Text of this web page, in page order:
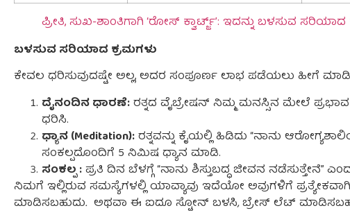
ಪ್ರೀತಿ, ಸುಖ-ಶಾಂತಿಗಾಗಿ ‘ರೋಸ್ ಕ್ವಾರ್ಟ್ಜ್’: ಇದನ್ನು ಬಳಸುವ
ಬಳಸುವ ಸರಿಯಾದ ಕ್ರಮಗಳು
ಕೇವಲ ಧರಿಸುವುದಷ್ಟೇ ಅಲ್ಲ, ಅದರ ಸಂಪೂರ್ಣ ಲಾಭ ಪಡೆಯಲು ಹೀಗೆ
ದೈನಂದಿನ ಧಾರಣೆ:ರತ್ನದ ವೈಬ್ರೇಷನ್ ನಿಮ್ಮ ಮನಸ್ಸಿನ ಮೇಲೆ
ಧರಿಸಿ.
ಧ್ಯಾನ (Meditation):ರತ್ನವನ್ನು ಕೈಯಲ್ಲಿ ಹಿಡಿದು “ನಾನು
ಸಂಕಲ್ಪದೊಂದಿಗೆ 5 ನಿಮಿಷ ಧ್ಯಾನ ಮಾಡಿ.
ಸಂಕಲ್ಪ :ಪ್ರತಿ ದಿನ ಬೆಳಗ್ಗೆ “ನಾನು ಶಿಸ್ತುಬದ್ಧ ಜೀವನ ನಡೆಸುತ್ತೇನೆ”
ನಿಮಗೆ ಇಲ್ಲಿರುವ ಸಮಸ್ಯೆಗಳಲ್ಲಿಯಾವ್ಯಾವು ಇದೆಯೋ ಅವುಗಳಿಗೆ ಪ್ರತ್ಯೇಕವಾಗಿ
ಮಾಡಿಸಬಹುದು. ಅಥವಾ ಈ ಐದೂ ಸ್ಟೋನ್ ಬಳಸಿ,ಬ್ರೇಸ್ ಲೆಟ್